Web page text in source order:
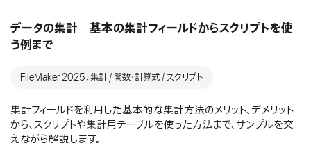
データの集計 基本の集計フィールドからスクリプトを使
う例まで
FileMaker 2025：集計 / 関数・計算式 / スクリプト
集計フィールドを利用した基本的な集計方法のメリット、デメリット
から、スクリプトや集計用テーブルを使った方法まで、サンプルを交
えながら解説します。